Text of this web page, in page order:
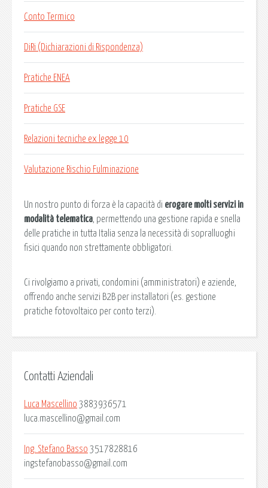
Conto Termico
DiRi (Dichiarazioni di Rispondenza)
Pratiche ENEA
Pratiche GSE
Relazioni tecniche ex legge 10
Valutazione Rischio Fulminazione
Un nostro punto di forza è la capacità di erogare molti servizi in
modalità telematica, permettendo una gestione rapida e snella
delle pratiche in tutta Italia senza la necessità di sopralluoghi
fisici quando non strettamente obbligatori.
Ci rivolgiamo a privati, condomini (amministratori) e aziende,
offrendo anche servizi B2B per installatori (es. gestione
pratiche fotovoltaico per conto terzi).
Contatti Aziendali
Luca Mascellino 3883936571
luca.mascellino@gmail.com
Ing. Stefano Basso 3517828816
ingstefanobasso@gmail.com